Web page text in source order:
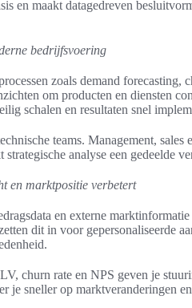
en maakt datagedreven
bedrijfsvoering
zoals demand
om producten en diensten
schalen en resultaten snel
teams. Management,
strategische analyse een gedeelde
en marktpositie verbetert
en externe
dit in voor gepersonaliseerde
churn rate en NPS geven je
je sneller op marktveranderingen